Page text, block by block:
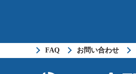
FAQ お問い合わせ